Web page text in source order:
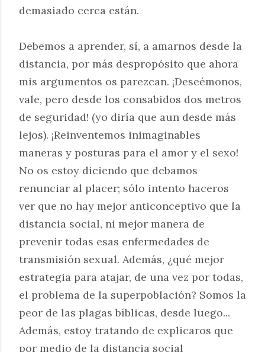
demasiado cerca están.
Debemos a aprender, sí, a amarnos desde la
distancia, por más despropósito que ahora
mis argumentos os parezcan. ¡Deseémonos,
vale, pero desde los consabidos dos metros
de seguridad! (yo diría que aun desde más
lejos). ¡Reinventemos inimaginables
maneras y posturas para el amor y el sexo!
No os estoy diciendo que debamos
renunciar al placer; sólo intento haceros
ver que no hay mejor anticonceptivo que la
distancia social, ni mejor manera de
prevenir todas esas enfermedades de
transmisión sexual. Además, ¿qué mejor
estrategia para atajar, de una vez por todas,
el problema de la superpoblación? Somos la
peor de las plagas bíblicas, desde luego...
Además, estoy tratando de explicaros que
por medio de la distancia social